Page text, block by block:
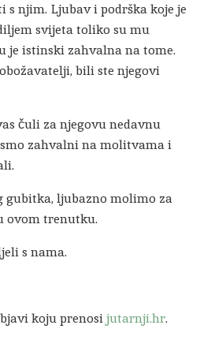
njim. Ljubav i podrška koje je
svijeta toliko su mu
je istinski zahvalna na tome.
bili ste njegovi
čuli za njegovu nedavnu
zahvalni na molitvama i
gubitka, ljubazno molimo za
ovom trenutku.
s nama.
koju prenosijutarnji.hr.